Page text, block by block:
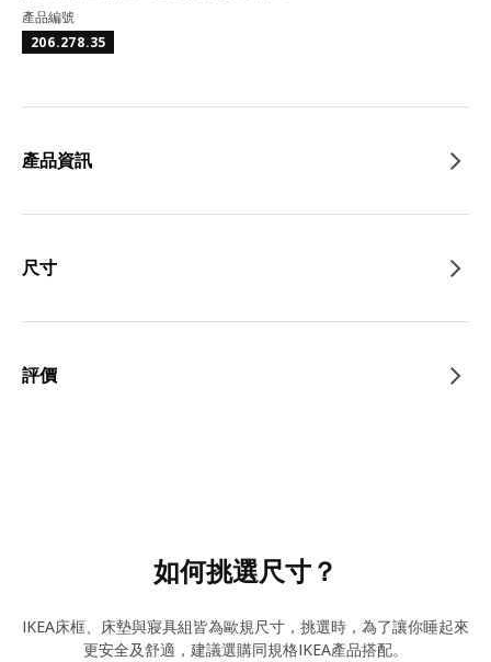
產品編號
206.278.35
產品資訊
尺寸
評價
如何挑選尺寸？
IKEA床框、床墊與寢具組皆為歐規尺寸，挑選時，為了讓你睡起來
更安全及舒適，建議選購同規格IKEA產品搭配。